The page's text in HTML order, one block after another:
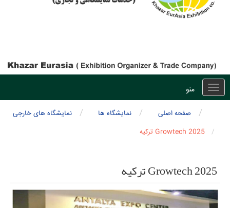
Toggleمنو
صفحه اصلی نمایشگاه ها
نمایشگاه های خارجی
Growtech 2025 ترکیه
Growtech 2025 ترکیه